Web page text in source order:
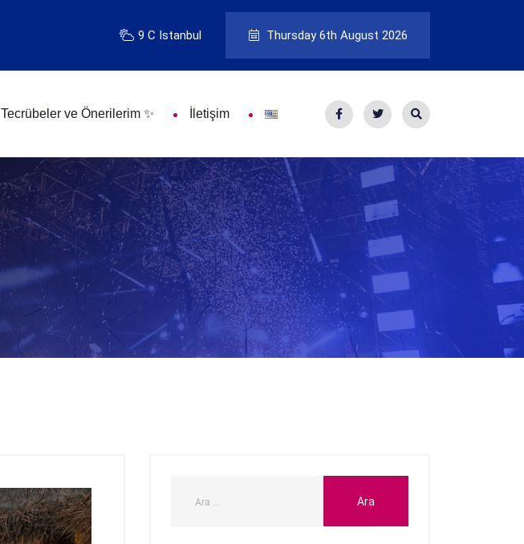
9 C Istanbul Thursday 6th August 2026
Tecrübeler ve Önerilerim ✨ İletişim